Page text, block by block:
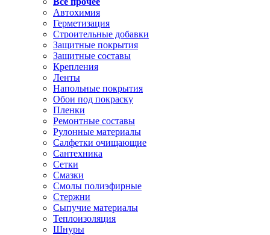
Автохимия
Герметизация
Строительные добавки
Защитные покрытия
Защитные составы
Крепления
Ленты
Напольные покрытия
Обои под покраску
Пленки
Ремонтные составы
Рулонные материалы
Салфетки очищающие
Сантехника
Сетки
Смазки
Смолы полиэфирные
Стержни
Сыпучие материалы
Теплоизоляция
Шнуры